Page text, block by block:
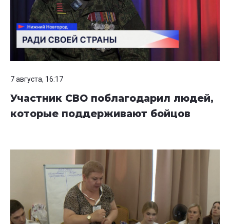
7 августа, 16:17
Участник СВО поблагодарил людей,
которые поддерживают бойцов